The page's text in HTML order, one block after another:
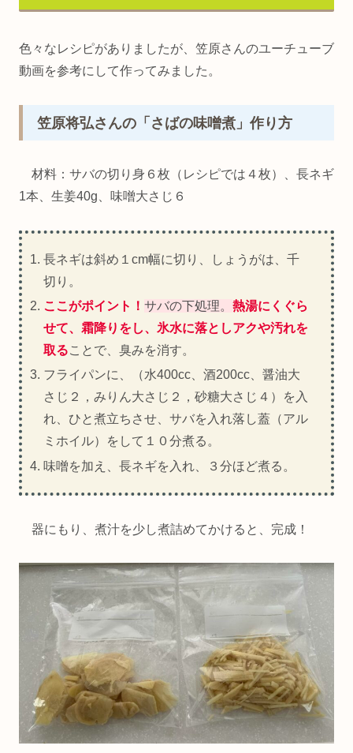
色々なレシピがありましたが、笠原さんのユーチューブ
動画を参考にして作ってみました。
笠原将弘さんの「さばの味噌煮」作り方
材料：サバの切り身６枚（レシピでは４枚）、長ネギ
1本、生姜40g、味噌大さじ６
長ネギは斜め１cm幅に切り、しょうがは、千
切り。
ここがポイント！サバの下処理。熱湯にくぐら
せて、霜降りをし、氷水に落としアクや汚れを
取ることで、臭みを消す。
フライパンに、（水400cc、酒200cc、醤油大
さじ２，みりん大さじ２，砂糖大さじ４）を入
れ、ひと煮立ちさせ、サバを入れ落し蓋（アル
ミホイル）をして１０分煮る。
味噌を加え、長ネギを入れ、３分ほど煮る。
器にもり、煮汁を少し煮詰めてかけると、完成！